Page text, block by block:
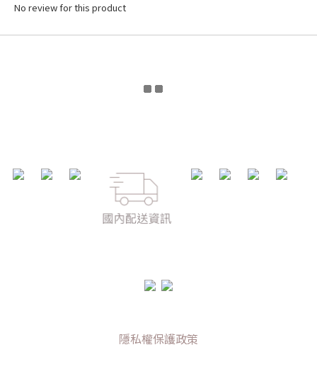
No review for this product
隱私權保護政策